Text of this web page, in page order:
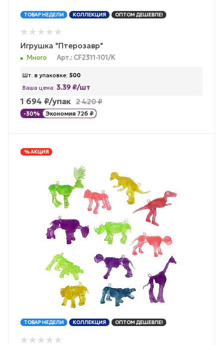
ТОВАР НЕДЕЛИ КОЛЛЕКЦИЯ ОПТОМ ДЕШЕВЛЕ!
Игрушка "Птерозавр"
Много Арт.: CF2311-101/К
Шт. в упаковке: 500
Ваша цена: 3.39 ₽/шт
1 694 ₽/упак 2 420₽
-30% Экономия 726 ₽
% АКЦИЯ
ТОВАР НЕДЕЛИ КОЛЛЕКЦИЯ ОПТОМ ДЕШЕВЛЕ!